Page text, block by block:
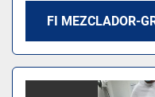
FI MEZCLADOR-